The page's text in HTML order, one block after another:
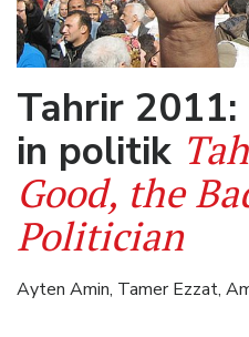
Tahrir
in politik
Good, the
Politician
Ayten Amin, Tamer Ezzat,